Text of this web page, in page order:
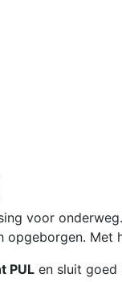
voor
opgeborgen.
PUL en sluit goed